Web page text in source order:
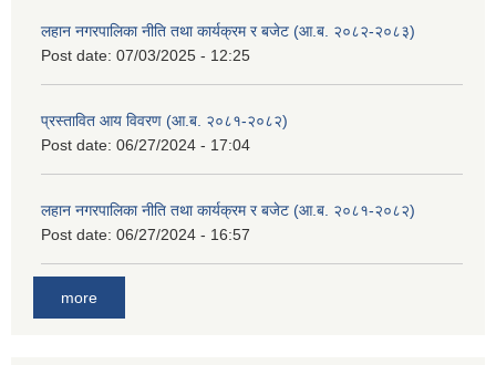
लहान नगरपालिका नीति तथा कार्यक्रम र बजेट (आ.ब. २०८२-२०८३)
Post date: 07/03/2025 - 12:25
प्रस्तावित आय विवरण (आ.ब. २०८१-२०८२)
Post date: 06/27/2024 - 17:04
लहान नगरपालिका नीति तथा कार्यक्रम र बजेट (आ.ब. २०८१-२०८२)
Post date: 06/27/2024 - 16:57
more